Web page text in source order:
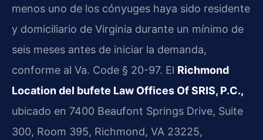
menos uno de los cónyuges haya sido residente
y domiciliario de Virginia durante un mínimo de
seis meses antes de iniciar la demanda,
conforme al Va. Code § 20-97. El Richmond
Location del bufete Law Offices Of SRIS, P.C.,
ubicado en 7400 Beaufont Springs Drive, Suite
300, Room 395, Richmond, VA 23225,